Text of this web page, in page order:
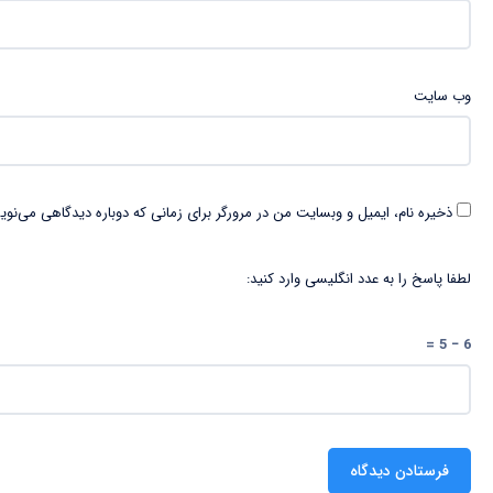
وب‌ سایت
ذخیره نام، ایمیل و وبسایت من در مرورگر برای زمانی که دوباره دیدگاهی
لطفا پاسخ را به عدد انگلیسی وارد کنید:
6 − 5 =